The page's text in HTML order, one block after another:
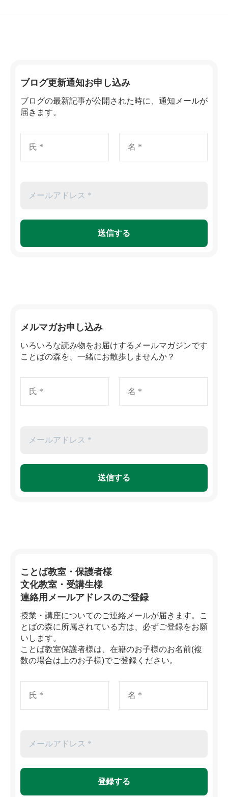
ブログ更新通知お申し込み
ブログの最新記事が公開された時に、通知メールが
届きます。
メルマガお申し込み
いろいろな読み物をお届けするメールマガジンです
ことばの森を、一緒にお散歩しませんか？
ことば教室・保護者様
文化教室・受講生様
連絡用メールアドレスのご登録
授業・講座についてのご連絡メールが届きます。こ
とばの森に所属されている方は、必ずご登録をお願
いします。
ことば教室保護者様は、在籍のお子様のお名前(複
数の場合は上のお子様)でご登録ください。